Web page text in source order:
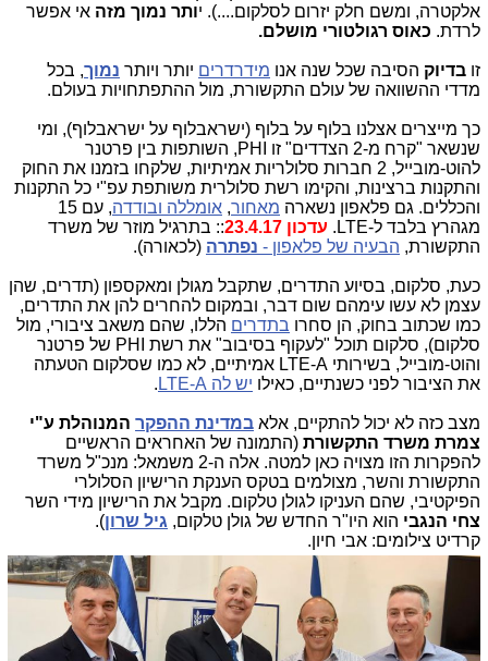
אלקטרה, ומשם חלק יזרום לסלקום....). יותר נמוך מזה אי אפשר
לרדת. כאוס רגולטורי מושלם.
זו בדיוק הסיבה שכל שנה אנו מידרדרים יותר ויותר נמוך, בכל
מדדי ההשוואה של עולם התקשורת, מול ההתפתחויות בעולם.
כך מייצרים אצלנו בלוף על בלוף (ישראבלוף על ישראבלוף), ומי
שנשאר "קרח מ-2 הצדדים" זו PHI, השותפות בין פרטנר
להוט-מובייל, 2 חברות סלולריות אמיתיות, שלקחו בזמנו את החוק
והתקנות ברצינות, והקימו רשת סלולרית משותפת עפ"י כל התקנות
והכללים. גם פלאפון נשארה מאחור, אומללה ובודדה
, עם 15
מגהרץ בלבד ל-LTE.
עדכון 23.4.17
:: בתרגיל מוזר של משרד
התקשורת, הבעיה של פלאפון - נפתרה (לכאורה).
כעת, סלקום, בסיוע התדרים, שתקבל מגולן ומאקספון (תדרים, שהן
עצמן לא עשו עימהם שום דבר, ובמקום להחרים להן את התדרים,
כמו שכתוב בחוק, הן סחרו בתדרים הללו, שהם משאב ציבורי, מול
סלקום), סלקום תוכל "לעקוף בסיבוב" את רשת PHI של פרטנר
והוט-מובייל, בשירותי LTE-A אמיתיים, לא כמו שסלקום הטעתה
את הציבור לפני כשנתיים, כאילו יש לה LTE-A .
מצב כזה לא יכול להתקיים, אלא במדינת ההפקר המנוהלת ע"י
צמרת משרד התקשורת (התמונה של האחראים הראשיים
להפקרות הזו מצויה כאן למטה. אלה ה-2 משמאל: מנכ"ל משרד
התקשורת והשר, מצולמים בטקס הענקת הרישיון הסלולרי
הפיקטיבי, שהם העניקו לגולן טלקום. מקבל את הרישיון מידי השר
צחי הנגבי הוא היו"ר החדש של גולן טלקום, גיל שרון).
קרדיט צילומים: אבי חיון.